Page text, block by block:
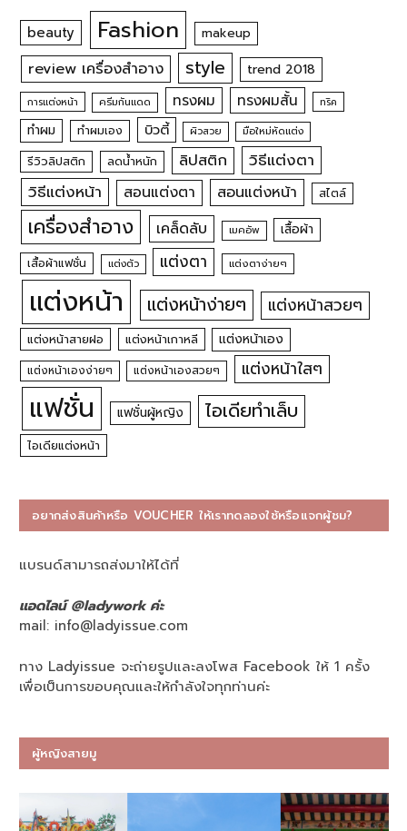
beauty Fashion makeup
review เครื่องสำอาง style trend 2018
การแต่งหน้า ครีมกันแดด ทรงผม ทรงผมสั้น ทริค
ทำผม ทำผมเอง บิวตี้ ผิวสวย มือใหม่หัดแต่ง
รีวิวลิปสติก ลดน้ำหนัก ลิปสติก
วิธีแต่งตา
วิธีแต่งหน้า
สอนแต่งตา สอนแต่งหน้า สไตล์
เครื่องสำอาง เคล็ดลับ เมคอัพ เสื้อผ้า
เสื้อผ้าแฟชั่น แต่งตัว แต่งตา แต่งตาง่ายๆ
แต่งหน้า แต่งหน้าง่ายๆ แต่งหน้าสวยๆ
แต่งหน้าสายฝอ แต่งหน้าเกาหลี แต่งหน้าเอง
แต่งหน้าเองง่ายๆ แต่งหน้าเองสวยๆ แต่งหน้าใสๆ
แฟชั่น แฟชั่นผู้หญิง ไอเดียทำเล็บ
ไอเดียแต่งหน้า
อยากส่งสินค้าหรือ VOUCHER ให้เราทดลองใช้หรือแจกผู้ชม?
แบรนด์สามารถส่งมาให้ได้ที่
แอดไลน์ @ladywork ค่ะ
mail: info@ladyissue.com
ทาง Ladyissue จะถ่ายรูปและลงโพส Facebook ให้ 1 ครั้ง
เพื่อเป็นการขอบคุณและให้กำลังใจทุกท่านค่ะ
ผู้หญิงสายมู